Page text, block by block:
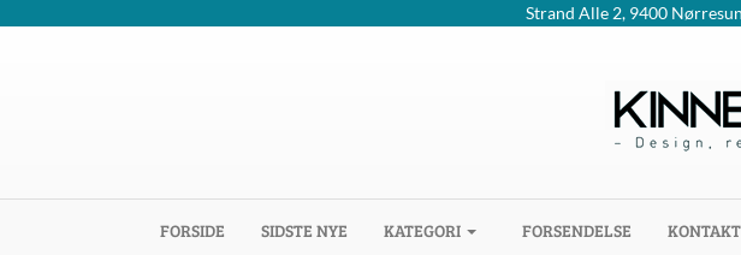
Strand Alle 2, 9400
FORSIDE (CURRENT)
SIDSTE NYE KATEGORI FORSENDELSE KONTAKT